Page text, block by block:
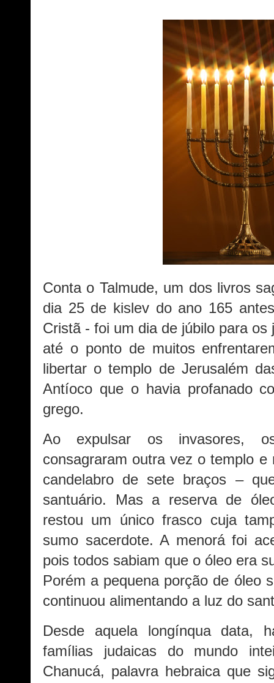
Conta o Talmude, um dos livros
dia 25 de kislev do ano 165
Cristã - foi um dia de júbilo para
até o ponto de muitos
libertar o templo de Jerusalém
Antíoco que o havia profanado
grego.
Ao expulsar os invasores,
consagraram outra vez o templo
candelabro de sete braços –
santuário. Mas a reserva de
restou um único frasco cuja
sumo sacerdote. A menorá foi
pois todos sabiam que o óleo era
Porém a pequena porção de óleo
continuou alimentando a luz do
Desde aquela longínqua data,
famílias judaicas do mundo
Chanucá, palavra hebraica que